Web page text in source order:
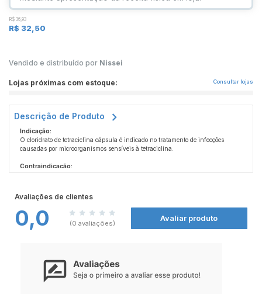
R$ 36,93
R$ 32,50
Vendido e distribuído por Nissei
Lojas próximas com estoque: Consultar lojas
Descrição de Produto
Indicação:
O cloridrato de tetraciclina cápsula é indicado no tratamento de infecções
causadas por microorganismos sensíveis à tetraciclina.
Contraindicação:
O uso do cloridrato de tetraciclina cápsula é contraindicado a pessoas com
Durante o tratamento com cloridrato de tetraciclina, a exposição excessiva ao sol
deve ser evitada sob o risco de haver fotossensibilização da pele.
controle da natalidade durante o tratamento com tetraciclina.
Quando o cloridrato de tetraciclina é utilizado simultaneamente a antiácidos,
suplementos de cálcio, salicilatos de colina e magnésio, ferro e laxantes
Avaliações de clientes
0,0 (0 avaliações)
Avaliar produto